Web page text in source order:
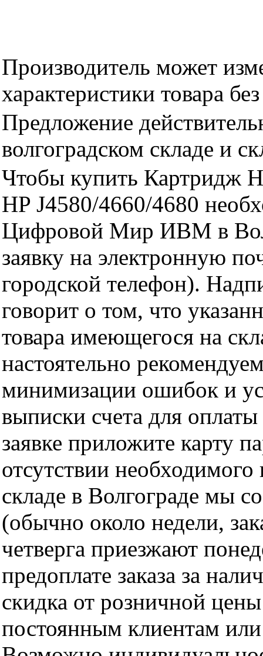
Производитель может
характеристики товара
Предложение
волгоградском складе и
Чтобы купить Картридж
HP J4580/4660/4680
Цифровой Мир ИВМ в
заявку на электронную
городской телефон).
говорит о том, что
товара имеющегося на
настоятельно
минимизации ошибок и
выписки счета для
заявке приложите карту
отсутствии
складе в Волгограде мы
(обычно около недели,
четверга приезжают
предоплате заказа за
скидка от розничной
постоянным клиентам